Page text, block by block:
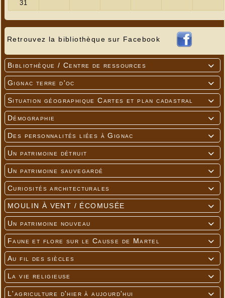
Retrouvez la bibliothèque sur Facebook

Bibliothèque / Centre de ressources

Gignac terre d'oc

Situation géographique Cartes et plan cadastral

Démographie

Des personnalités liées à Gignac

Un patrimoine détruit

Un patrimoine sauvegardé

Curiosités architecturales

MOULIN À VENT / ÉCOMUSÉE

Un patrimoine nouveau

Faune et flore sur le Causse de Martel

Au fil des siècles

La vie religieuse

L'agriculture d'hier à aujourd'hui